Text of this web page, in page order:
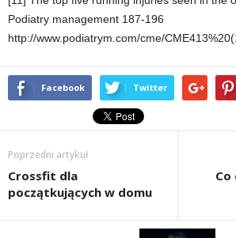
Podiatry management 187-196
http://www.podiatrym.com/cme/
Facebook Twitter
Poprzedni artykuł
Crossfit dla
początkujących w domu
Co